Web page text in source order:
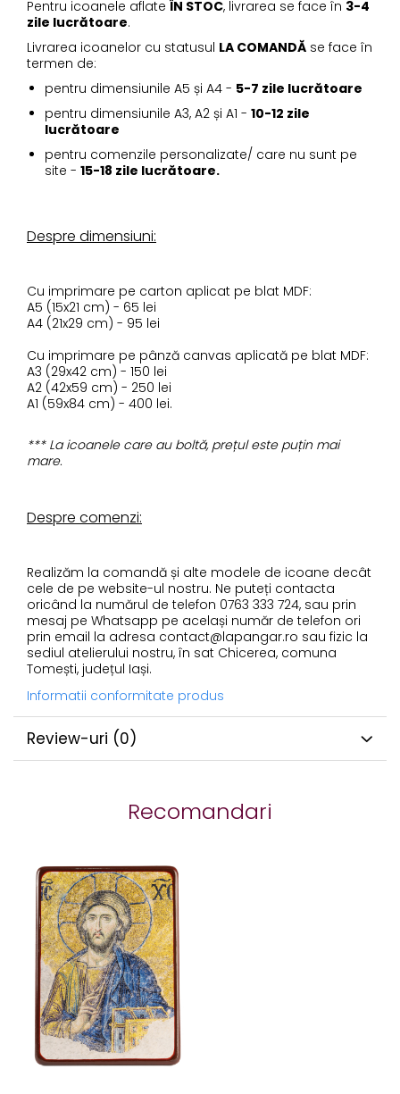
Pentru icoanele aflate ÎN STOC, livrarea se face în 3-4
zile lucrătoare.
Livrarea icoanelor cu statusul LA COMANDĂ se face în
termen de:
pentru dimensiunile A5 și A4 - 5-7 zile lucrătoare
pentru dimensiunile A3, A2 și A1 - 10-12 zile
lucrătoare
pentru comenzile personalizate/ care nu sunt pe
site - 15-18 zile lucrătoare.
Despre dimensiuni:
Cu imprimare pe carton aplicat pe blat MDF:
A5 (15x21 cm) - 65 lei
A4 (21x29 cm) - 95 lei
Cu imprimare pe pânză canvas aplicată pe blat MDF:
A3 (29x42 cm) - 150 lei
A2 (42x59 cm) - 250 lei
A1 (59x84 cm) - 400 lei.
*** La icoanele care au boltă, prețul este puțin mai
mare.
Despre comenzi:
Realizăm la comandă și alte modele de icoane decât
cele de pe website-ul nostru. Ne puteți contacta
oricând la numărul de telefon 0763 333 724, sau prin
mesaj pe Whatsapp pe același număr de telefon ori
prin email la adresa contact@lapangar.ro sau fizic la
sediul atelierului nostru, în sat Chicerea, comuna
Tomești, județul Iași.
Informatii conformitate produs
Review-uri (0)
Recomandari